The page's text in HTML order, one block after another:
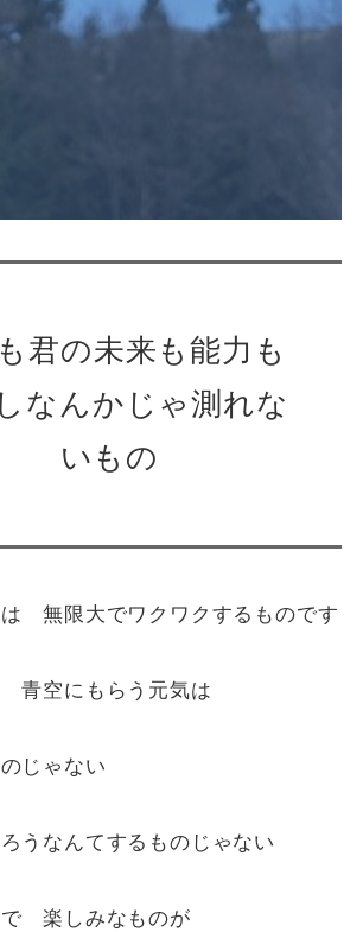
君の未来も能力も
なんかじゃ測れな
いもの
は 無限大でワクワクするものです
青空にもらう元気は
じゃない
うなんてするものじゃない
楽しみなものが